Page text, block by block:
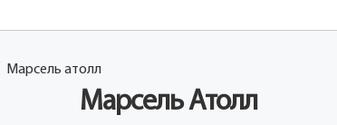
марсель атолл
Марсель Атолл